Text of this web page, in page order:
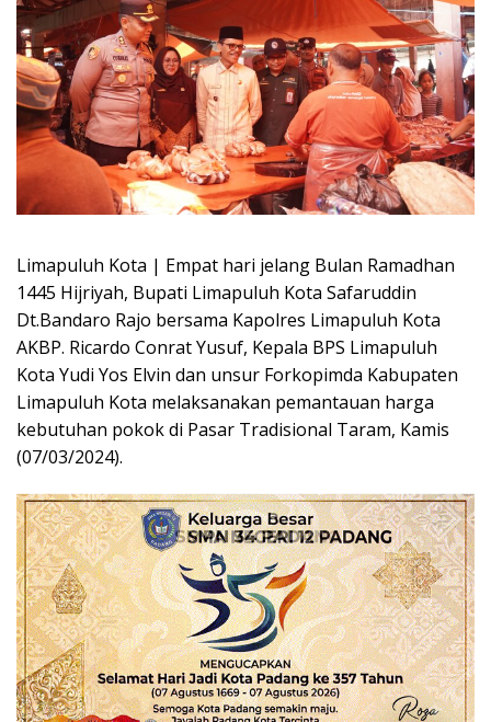
Limapuluh Kota | Empat hari jelang Bulan Ramadhan
1445 Hijriyah, Bupati Limapuluh Kota Safaruddin
Dt.Bandaro Rajo bersama Kapolres Limapuluh Kota
AKBP. Ricardo Conrat Yusuf, Kepala BPS Limapuluh
Kota Yudi Yos Elvin dan unsur Forkopimda Kabupaten
Limapuluh Kota melaksanakan pemantauan harga
kebutuhan pokok di Pasar Tradisional Taram, Kamis
(07/03/2024).